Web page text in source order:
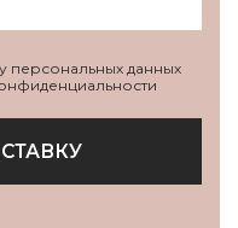
персональных данных